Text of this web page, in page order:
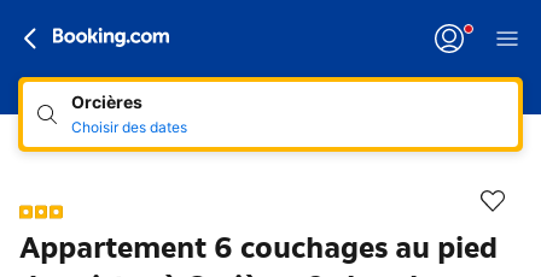
Orcières
Choisir des dates
Appartement 6 couchages au pied